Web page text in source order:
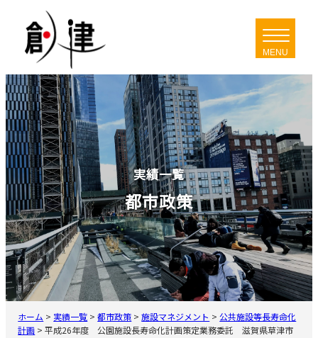
キ
ッ
プ
都市政策
実績一覧
ホーム > 実績一覧 >都市政策 >施設マネジメント >公共施設等長寿命化
計画 >平成26年度 公園施設長寿命化計画策定業務委託 滋賀県草津市